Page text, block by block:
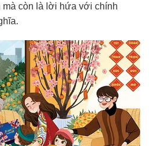
mà còn là lời hứa với chính